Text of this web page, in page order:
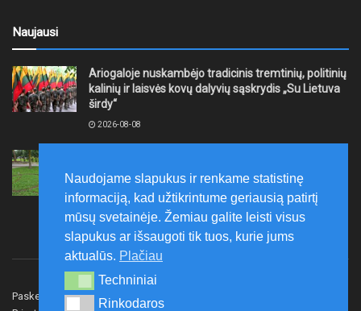
Naujausi
Ariogaloje nuskambėjo tradicinis tremtinių, politinių
kalinių ir laisvės kovų dalyvių sąskrydis „Su Lietuva
širdy“
2026-08-08
laikytis Kelių eismo taisyklių, tausoti aplinką
2026-08-08
Paskelbk naujieną Rašyti redakcijai
Naudojame slapukus ir renkame statistinę
informaciją, kad užtikrintume geriausią patirtį
mūsų svetainėje. Žemiau galite leisti visus
slapukus ar išsaugoti tik tuos, kurie jums
aktualūs. Plačiau
Techniniai
Techniniai
Rinkodaros
Rinkodaros